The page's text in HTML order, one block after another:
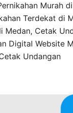
Murah
Terdekat di
Medan, Cetak
Digital Website
Undangan